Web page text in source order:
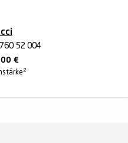
52 004
€
2